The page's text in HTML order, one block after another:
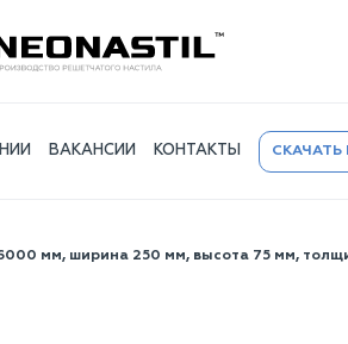
ВАКАНСИИ КОНТАКТЫ
мм, ширина 250 мм, высота 75 мм,